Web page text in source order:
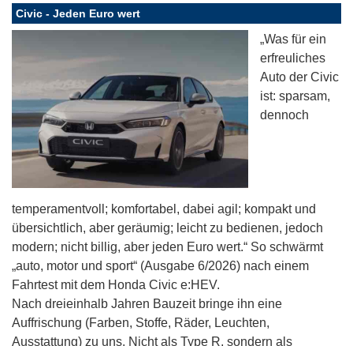
Civic - Jeden Euro wert
„Was für ein
erfreuliches
Auto der Civic
ist: sparsam,
dennoch
temperamentvoll; komfortabel, dabei agil; kompakt und
übersichtlich, aber geräumig; leicht zu bedienen, jedoch
modern; nicht billig, aber jeden Euro wert.“ So schwärmt
„auto, motor und sport“ (Ausgabe 6/2026) nach einem
Fahrtest mit dem Honda Civic e:HEV.
Nach dreieinhalb Jahren Bauzeit bringe ihn eine
Auffrischung (Farben, Stoffe, Räder, Leuchten,
Ausstattung) zu uns. Nicht als Type R, sondern als